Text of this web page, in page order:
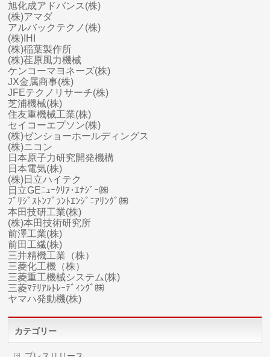
旭化成アドバンス(株)
(株)アマダ
アルバックテクノ(株)
(株)IHI
(株)稲葉製作所
(株)荏原風力機械
ケンコーマヨネーズ(株)
JX金属商事(株)
JFEテクノリサーチ(株)
芝浦機械(株)
住友重機械工業(株)
セイコーエプソン(株)
(株)ゼンショーホールディングス
(株)ニコン
日本原子力研究開発機構
日本電気(株)
(株)日立ハイテク
日立GEﾆｭｰｸﾘｱ･ｴﾅｼﾞｰ㈱
ﾌﾞﾘｼﾞｽﾄﾝﾌﾟﾗﾝﾄｴﾝｼﾞﾆｱﾘﾝｸﾞ㈱
本田技研工業(株)
(株)本田技術研究所
前澤工業(株)
前田工繊(株)
三井精機工業（株）
三菱化工機（株）
三菱重工機械システム(株)
三菱ﾏﾃﾘｱﾙﾄﾚｰﾃﾞｨﾝｸﾞ㈱
ヤマハ発動機(株)
カテゴリー